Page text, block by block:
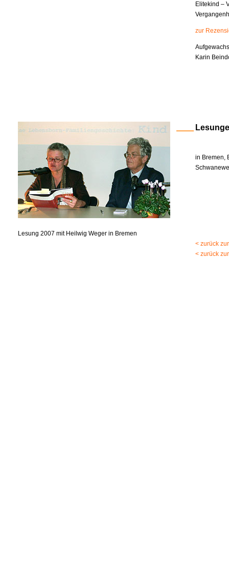
Elitekind –
zur
Karin
Lesung 2007 mit Heilwig Weger in Bremen
in Bremen,
< zurück
< zurück